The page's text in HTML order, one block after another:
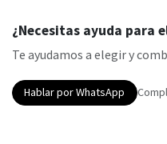
¿Necesitas ayuda para
Te ayudamos a elegir y
Hablar por WhatsApp